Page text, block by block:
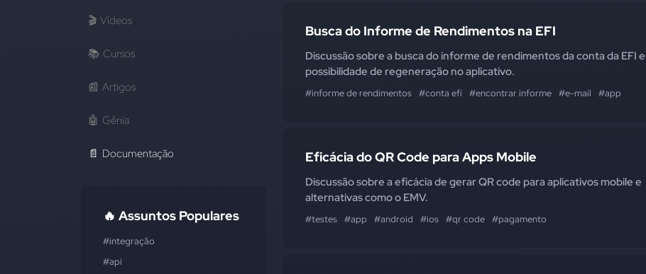
🎬 Vídeos
📚 Cursos
📰 Artigos
🤖 Gênia
📄 Documentação
🔥 Assuntos Populares
#integração
#api
Busca do Informe de Rendimentos na EFI
Discussão sobre a busca do informe de rendimentos da conta da EFI e
possibilidade de regeneração no aplicativo.
#informe de rendimentos #conta efí #encontrar informe #e-mail #app
Eficácia do QR Code para Apps Mobile
Discussão sobre a eficácia de gerar QR code para aplicativos mobile e
alternativas como o EMV.
#testes #app #android #ios #qr code #pagamento